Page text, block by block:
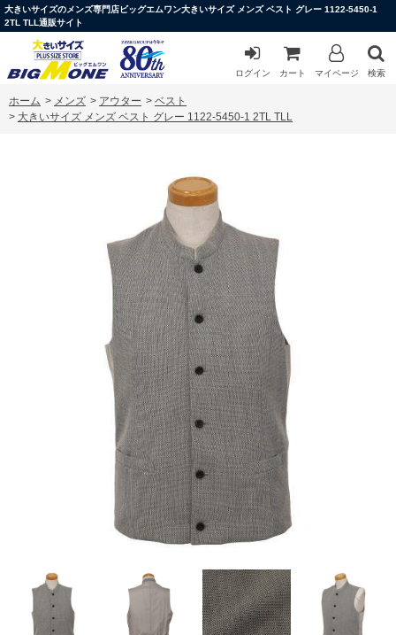
大きいサイズのメンズ専門店ビッグエムワン大きいサイズ メンズ ベスト グレー 1122-5450-1
2TL TLL通販サイト
ログイン カート マイページ 検索
ホーム > メンズ > アウター > ベスト
> 大きいサイズ メンズ ベスト グレー 1122-5450-1 2TL TLL